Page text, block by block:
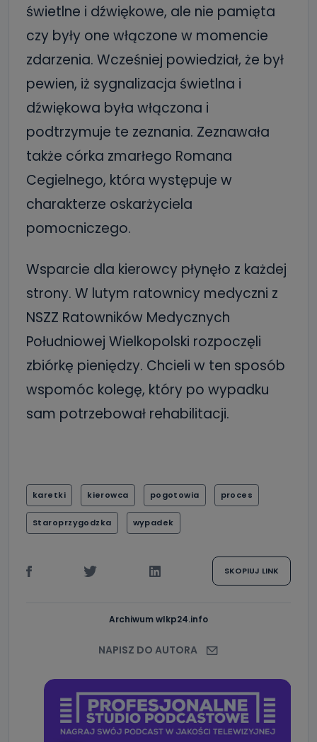
świetlne i dźwiękowe, ale nie pamięta
czy były one włączone w momencie
zdarzenia. Wcześniej powiedział, że był
pewien, iż sygnalizacja świetlna i
dźwiękowa była włączona i
podtrzymuje te zeznania. Zeznawała
także córka zmarłego Romana
Cegielnego, która występuje w
charakterze oskarżyciela
pomocniczego.
Wsparcie dla kierowcy płynęło z każdej
strony. W lutym ratownicy medyczni z
NSZZ Ratowników Medycznych
Południowej Wielkopolski rozpoczęli
zbiórkę pieniędzy. Chcieli w ten sposób
wspomóc kolegę, który po wypadku
sam potrzebował rehabilitacji.
karetki kierowca pogotowia proces
Staroprzygodzka wypadek
SKOPIUJ LINK
Archiwum wlkp24.info
NAPISZ DO AUTORA